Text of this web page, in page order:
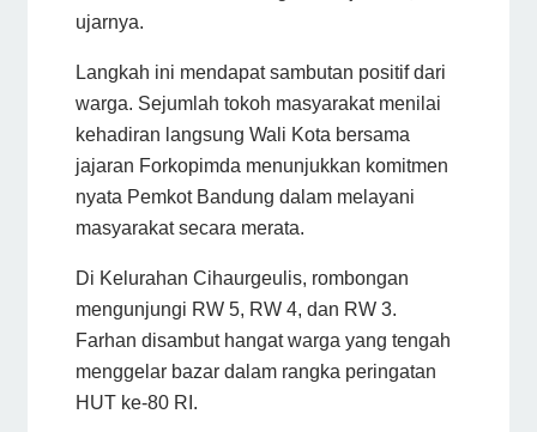
ujarnya.
Langkah ini mendapat sambutan positif dari
warga. Sejumlah tokoh masyarakat menilai
kehadiran langsung Wali Kota bersama
jajaran Forkopimda menunjukkan komitmen
nyata Pemkot Bandung dalam melayani
masyarakat secara merata.
Di Kelurahan Cihaurgeulis, rombongan
mengunjungi RW 5, RW 4, dan RW 3.
Farhan disambut hangat warga yang tengah
menggelar bazar dalam rangka peringatan
HUT ke-80 RI.